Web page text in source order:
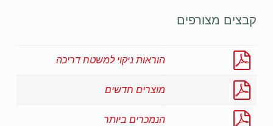
קבצים מצורפים
הוראות ניקוי למשטח דריכה
מוצרים חדשים
הנמכרים ביותר